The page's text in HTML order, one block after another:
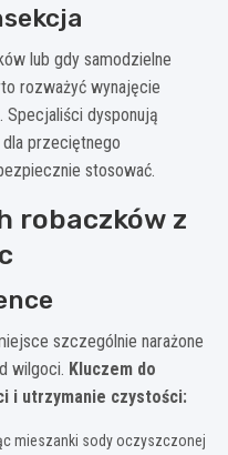
lub gdy samodzielne
rozważyć wynajęcie
dysponują
przeciętnego
stosować.
robaczków z
szczególnie narażone
wilgoci. Kluczem do
i utrzymanie czystości:
mieszanki sody oczyszczonej